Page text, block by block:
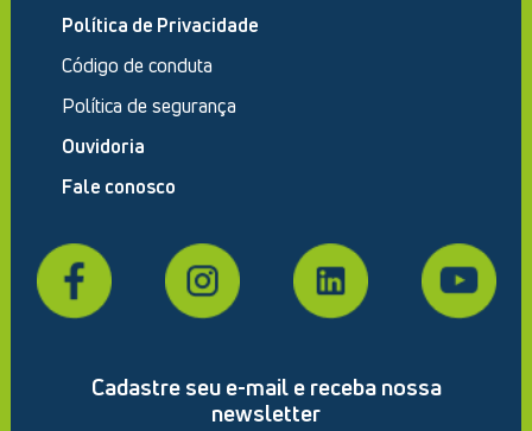
Política de Privacidade
Código de conduta
Política de segurança
Ouvidoria
Fale conosco
Cadastre seu e-mail e receba nossa
newsletter